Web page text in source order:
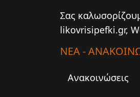
Σας
likovrisipefki.gr,
ΝΕΑ -
Ανακοινώσεις